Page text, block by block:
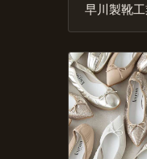
早川製靴